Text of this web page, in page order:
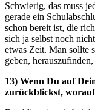
Schwierig, das muss
gerade ein
schon bereit ist, die
sich ja selbst noch
etwas Zeit. Man sollte
geben,
13) Wenn Du auf
zurückblickst, worauf